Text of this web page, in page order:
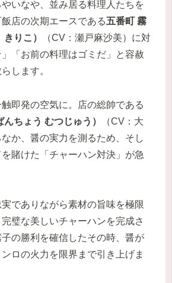
いなや、並み居る料理人たちを
店の次期エースである五番町 霧
りこ）
（CV：瀬戸麻沙美）に対
「お前の料理はゴミだ」と容赦
します。
即発の空気に。店の総帥である
ちょう むつじゅう）
（CV：大
か、醤の実力を測るため、そし
賭けた「チャーハン対決」が急
でありながら素材の旨味を極限
璧な美しいチャーハンを完成さ
の勝利を確信したその時、醤が
ロの火力を限界まで引き上げま